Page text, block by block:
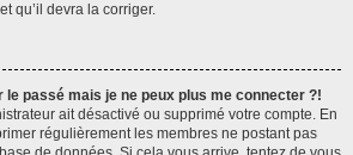
qu’il devra la corriger.
passé mais je ne peux plus me connecter ?!
ait désactivé ou supprimé votre compte. En
régulièrement les membres ne postant pas